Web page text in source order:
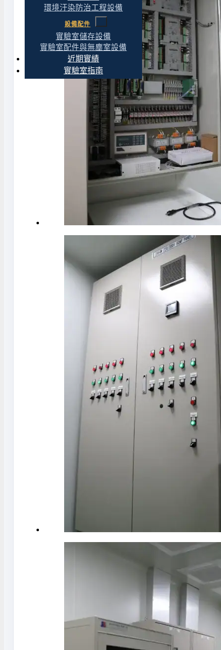
環境汙染防治工程設備
設備配件
實驗室儲存設備
實驗室配件與無塵室設備
近期實績
實驗室指南